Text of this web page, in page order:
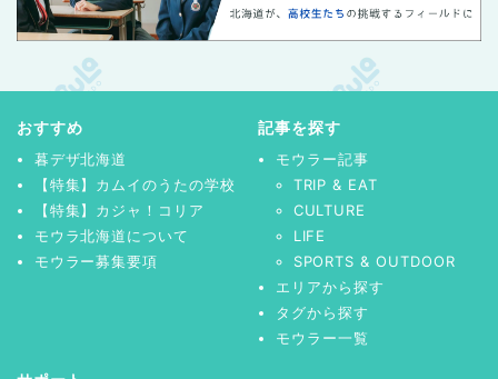
おすすめ
暮デザ北海道
【特集】カムイのうたの学校
【特集】カジャ！コリア
モウラ北海道について
モウラー募集要項
記事を探す
モウラー記事
TRIP & EAT
CULTURE
LIFE
SPORTS & OUTDOOR
エリアから探す
タグから探す
モウラー一覧